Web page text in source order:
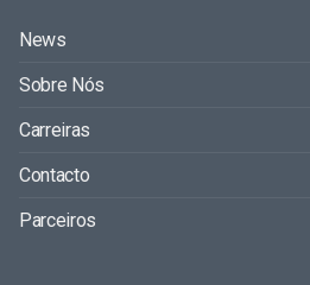
News
Sobre Nós
Carreiras
Contacto
Parceiros